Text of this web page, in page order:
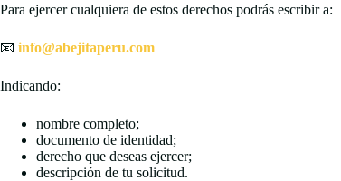
Para ejercer cualquiera de estos derechos podrás escribir a:
📧 info@abejitaperu.com
Indicando:
nombre completo;
documento de identidad;
derecho que deseas ejercer;
descripción de tu solicitud.